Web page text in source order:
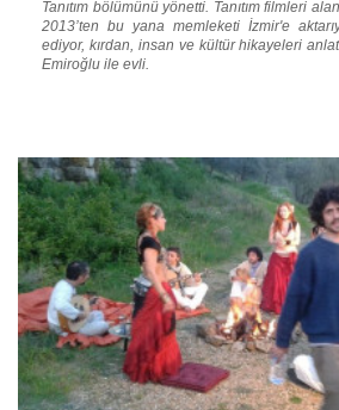
Tanıtım bölümünü yönetti. Tanıtım filmleri
2013’ten bu yana memleketi İzmir'e
ediyor, kırdan, insan ve kültür hikayeleri
Emiroğlu ile evli.